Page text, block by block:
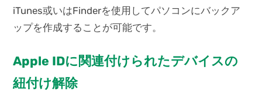
iTunes或いはFinderを使用してパソコンにバックア
ップを作成することが可能です。
Apple IDに関連付けられたデバイスの
紐付け解除